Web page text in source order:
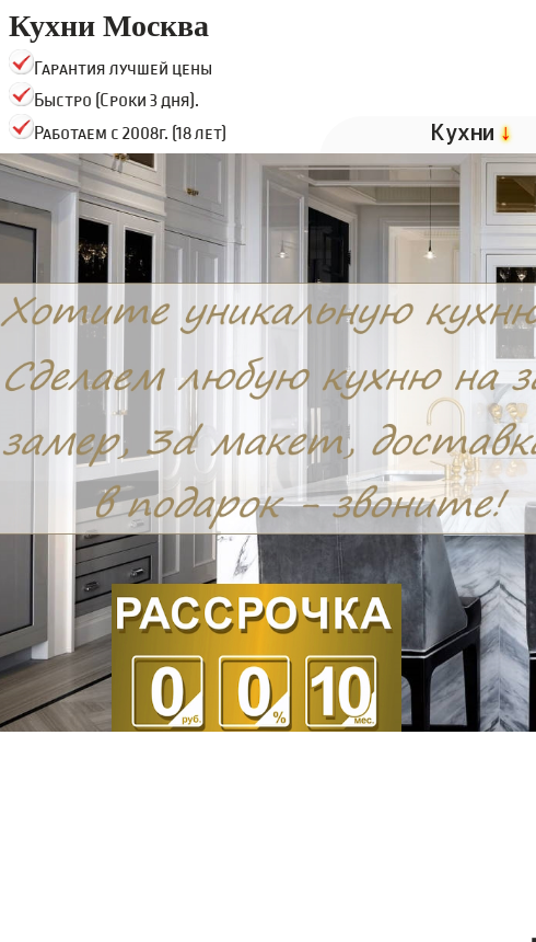
Кухни Москва
Гарантия лучшей цены
Быстро (Сроки 3 дня).
Работаем с 2008г. (18 лет)
Кухни↓